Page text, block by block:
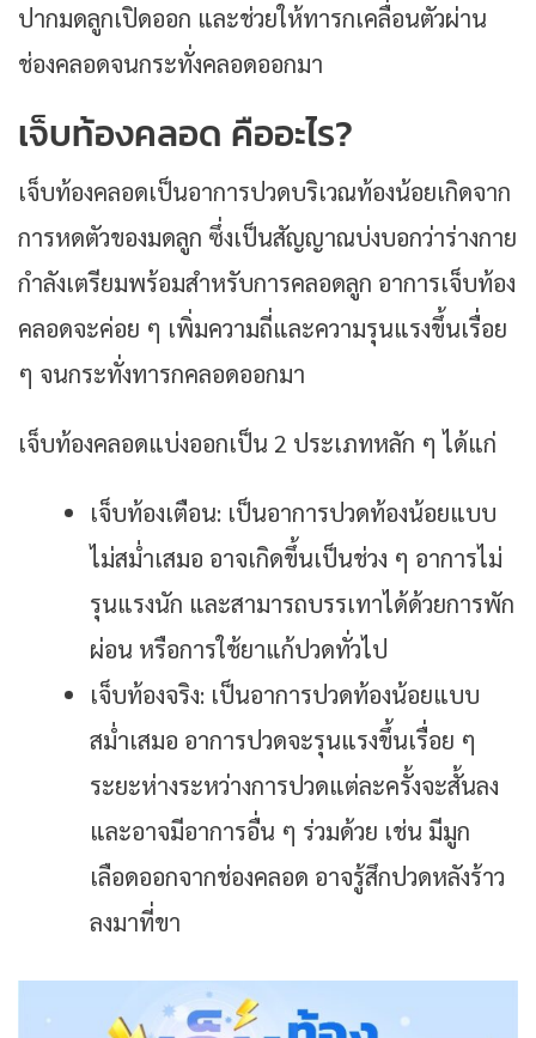
ปากมดลูกเปิดออก และช่วยให้ทารกเคลื่อนตัวผ่าน
ช่องคลอดจนกระทั่งคลอดออกมา
เจ็บท้องคลอด คืออะไร?
เจ็บท้องคลอดเป็นอาการปวดบริเวณท้องน้อยเกิดจาก
การหดตัวของมดลูก ซึ่งเป็นสัญญาณบ่งบอกว่าร่างกาย
กำลังเตรียมพร้อมสำหรับการคลอดลูก อาการเจ็บท้อง
คลอดจะค่อย ๆ เพิ่มความถี่และความรุนแรงขึ้นเรื่อย
ๆ จนกระทั่งทารกคลอดออกมา
เจ็บท้องคลอดแบ่งออกเป็น 2 ประเภทหลัก ๆ ได้แก่
เจ็บท้องเตือน: เป็นอาการปวดท้องน้อยแบบ
ไม่สม่ำเสมอ อาจเกิดขึ้นเป็นช่วง ๆ อาการไม่
รุนแรงนัก และสามารถบรรเทาได้ด้วยการพัก
ผ่อน หรือการใช้ยาแก้ปวดทั่วไป
เจ็บท้องจริง: เป็นอาการปวดท้องน้อยแบบ
สม่ำเสมอ อาการปวดจะรุนแรงขึ้นเรื่อย ๆ
ระยะห่างระหว่างการปวดแต่ละครั้งจะสั้นลง
และอาจมีอาการอื่น ๆ ร่วมด้วย เช่น มีมูก
เลือดออกจากช่องคลอด อาจรู้สึกปวดหลังร้าว
ลงมาที่ขา